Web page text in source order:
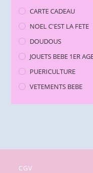
CARTE CADEAU
NOEL C'EST LA FETE
DOUDOUS
JOUETS BEBE 1ER
PUERICULTURE
VETEMENTS BEBE
CGV